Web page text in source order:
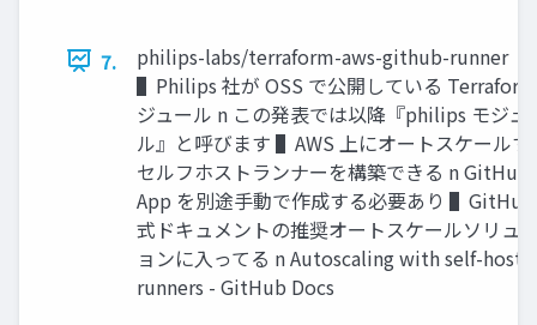
7.
philips-labs/terraform-aws-github-runner
▌Philips 社が OSS で公開している
ジュール n この発表では以降『philips モジュ
ル』と呼びます ▌AWS 上にオートスケールす
セルフホストランナーを構築できる n GitHub
App を別途⼿動で作成する必要あり
式ドキュメントの推奨オートスケールソリュ
ョンに⼊ってる n Autoscaling with self-
runners - GitHub Docs